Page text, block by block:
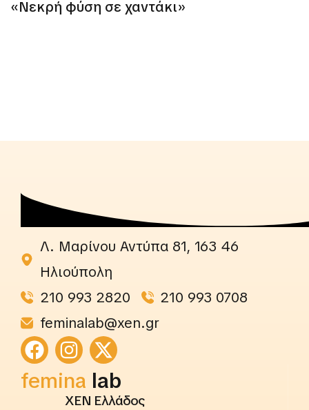
«Νεκρή φύση σε χαντάκι»
Λ. Μαρίνου Αντύπα 81, 163 46
Ηλιούπολη
210 993 2820
210 993 0708
feminalab@xen.gr
femina lab
ΧΕΝ Ελλάδος